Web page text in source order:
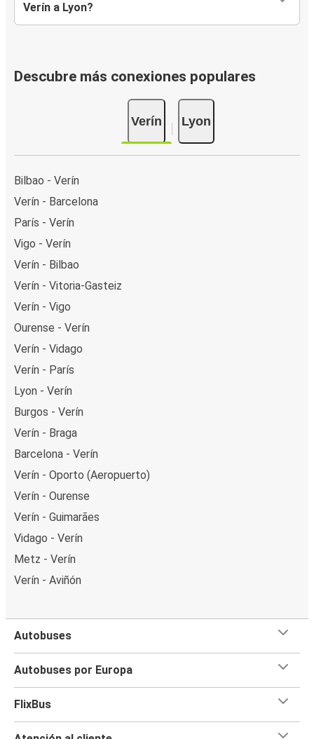
Verín a Lyon?
Descubre más conexiones populares
Verín Lyon
Bilbao - Verín
Verín - Barcelona
París - Verín
Vigo - Verín
Verín - Bilbao
Verín - Vitoria-Gasteiz
Verín - Vigo
Ourense - Verín
Verín - Vidago
Verín - París
Lyon - Verín
Burgos - Verín
Verín - Braga
Barcelona - Verín
Verín - Oporto (Aeropuerto)
Verín - Ourense
Verín - Guimarães
Vidago - Verín
Metz - Verín
Verín - Aviñón
Autobuses
Autobuses por Europa
FlixBus